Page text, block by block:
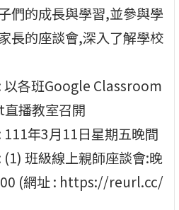
們的成長與學習,並參與學
長的座談會,深入了解學校
以各班Google Classroom
播教室召開
111年3月11日星期五晚間
(1) 班級線上親師座談會:晚
(網址 : https://reurl.cc/